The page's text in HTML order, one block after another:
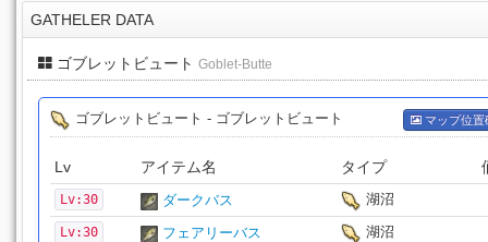
GATHELER DATA
ゴブレットビュート Goblet-Butte
ゴブレットビュート - ゴブレットビュート マップ位置
Lv アイテム名 タイプ
Lv:30 ダークバス 湖沼
Lv:30 フェアリーバス 湖沼